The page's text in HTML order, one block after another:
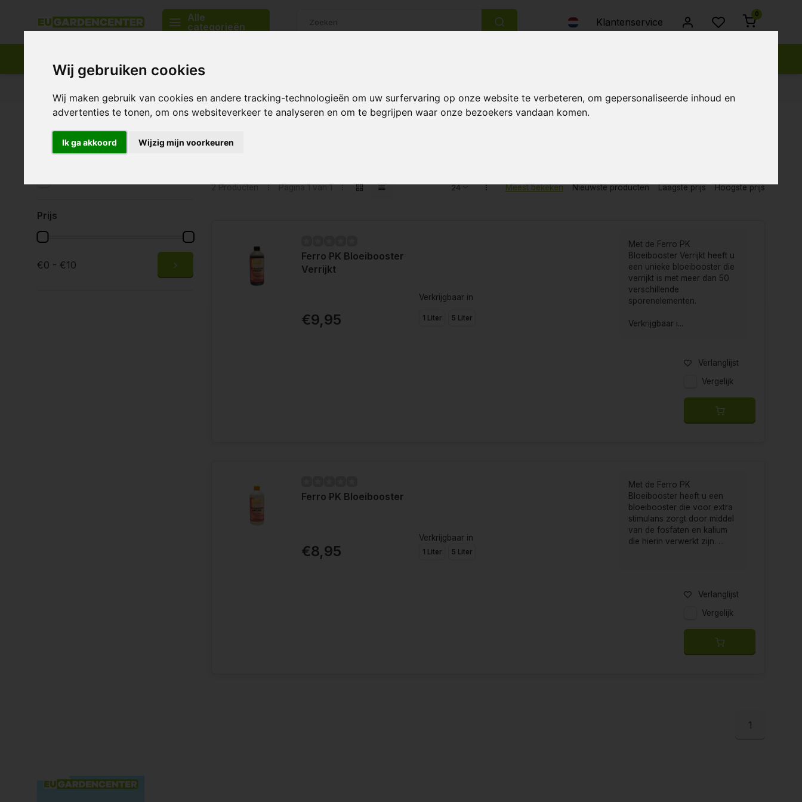
Wij gebruiken cookies
Wij maken gebruik van cookies en andere tracking-technologieën om uw surfervaring op onze website te verbeteren, om gepersonaliseerde inhoud en
advertenties te tonen, om ons websiteverkeer te analyseren en om te begrijpen waar onze bezoekers vandaan komen.
Ik ga akkoord Wijzig mijn voorkeuren
Alle
categorieën
Klantenservice
0
Home Plantenvoeding & supplementen Ferro PK Bloeibooster
Merken
Prijs
€0 - €10
PK Bloeibooster
2 Producten Pagina 1 van 1 Meest bekeken Nieuwste producten Laagste prijs Hoogste prijs
Ferro PK Bloeibooster
Verrijkt
€9,95
Verkrijgbaar in
1 Liter 5 Liter
Met de Ferro PK
Bloeibooster Verrijkt heeft u
een unieke bloeibooster die
verrijkt is met meer dan 50
verschillende
sporenelementen.
Verkrijgbaar i...
Verlanglijst
Vergelijk
Ferro PK Bloeibooster
€8,95
Verkrijgbaar in
1 Liter 5 Liter
Met de Ferro PK
Bloeibooster heeft u een
bloeibooster die voor extra
stimulans zorgt door middel
van de fosfaten en kalium
die hierin verwerkt zijn. ...
Verlanglijst
Vergelijk
1